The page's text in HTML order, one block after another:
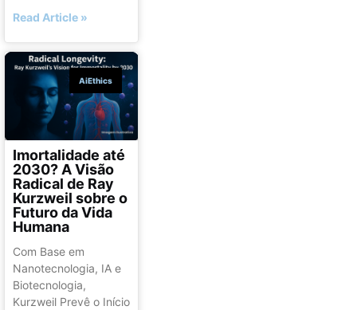
Read Article »
AiEthics
Imortalidade até
2030? A Visão
Radical de Ray
Kurzweil sobre o
Futuro da Vida
Humana
Com Base em
Nanotecnologia, IA e
Biotecnologia,
Kurzweil Prevê o Início